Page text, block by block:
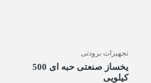
تجهیزات برودتی
یخساز صنعتی حبه ای 500
کیلویی